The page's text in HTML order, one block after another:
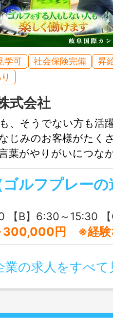
学可 社会保険完備
昇
式会社
、そうでない方も活
じみのお客様がたく
葉がやりがいにつな
ルフプレーの
【C】7:00～16:00 日替わりシフト制／冬季は
円 ※経験な
業の求人をすべて